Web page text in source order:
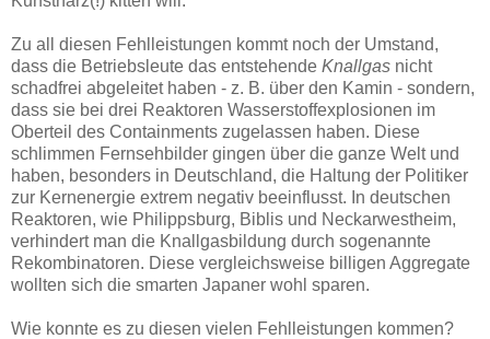
Zu all diesen Fehlleistungen kommt noch der Umstand,
dass die Betriebsleute das entstehende Knallgas nicht
schadfrei abgeleitet haben - z. B. über den Kamin - sondern,
dass sie bei drei Reaktoren Wasserstoffexplosionen im
Oberteil des Containments zugelassen haben. Diese
schlimmen Fernsehbilder gingen über die ganze Welt und
haben, besonders in Deutschland, die Haltung der Politiker
zur Kernenergie extrem negativ beeinflusst. In deutschen
Reaktoren, wie Philippsburg, Biblis und Neckarwestheim,
verhindert man die Knallgasbildung durch sogenannte
Rekombinatoren. Diese vergleichsweise billigen Aggregate
wollten sich die smarten Japaner wohl sparen.
Wie konnte es zu diesen vielen Fehlleistungen kommen?